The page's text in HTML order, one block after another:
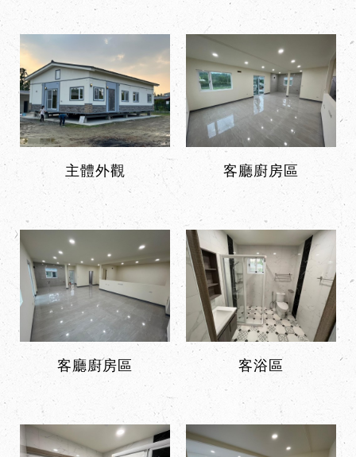
主體外觀 客廳廚房區
客廳廚房區 客浴區